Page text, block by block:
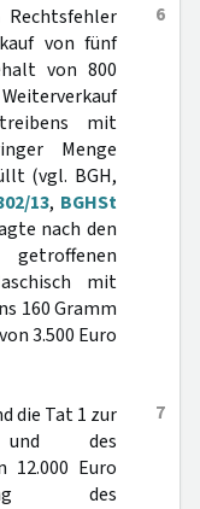
6
von fünf
von 800
mit
Menge
(vgl. BGH,
13, BGHSt
nach den
mit
160 Gramm
3.500 Euro
7
die Tat 1 zur
des
12.000 Euro
des